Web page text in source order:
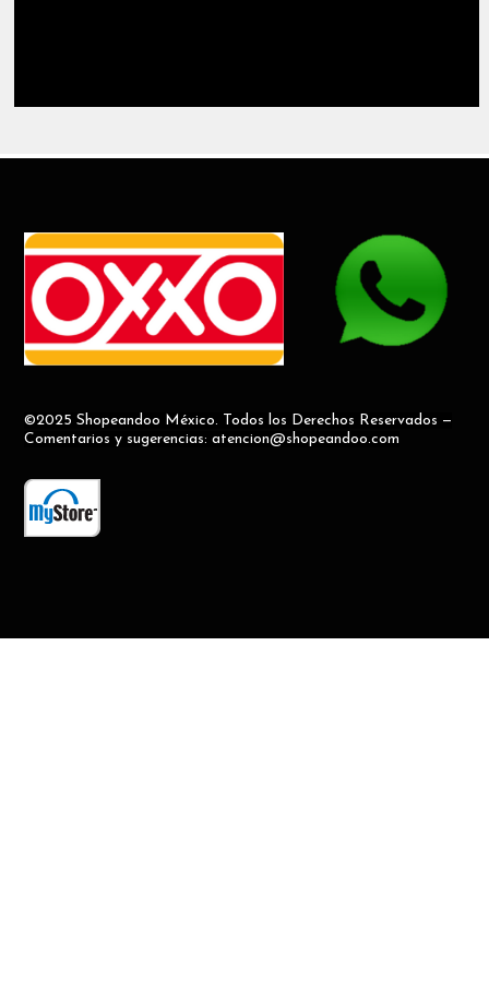
©2025 Shopeandoo México. Todos los Derechos Reservados —
Comentarios y sugerencias: atencion@shopeandoo.com